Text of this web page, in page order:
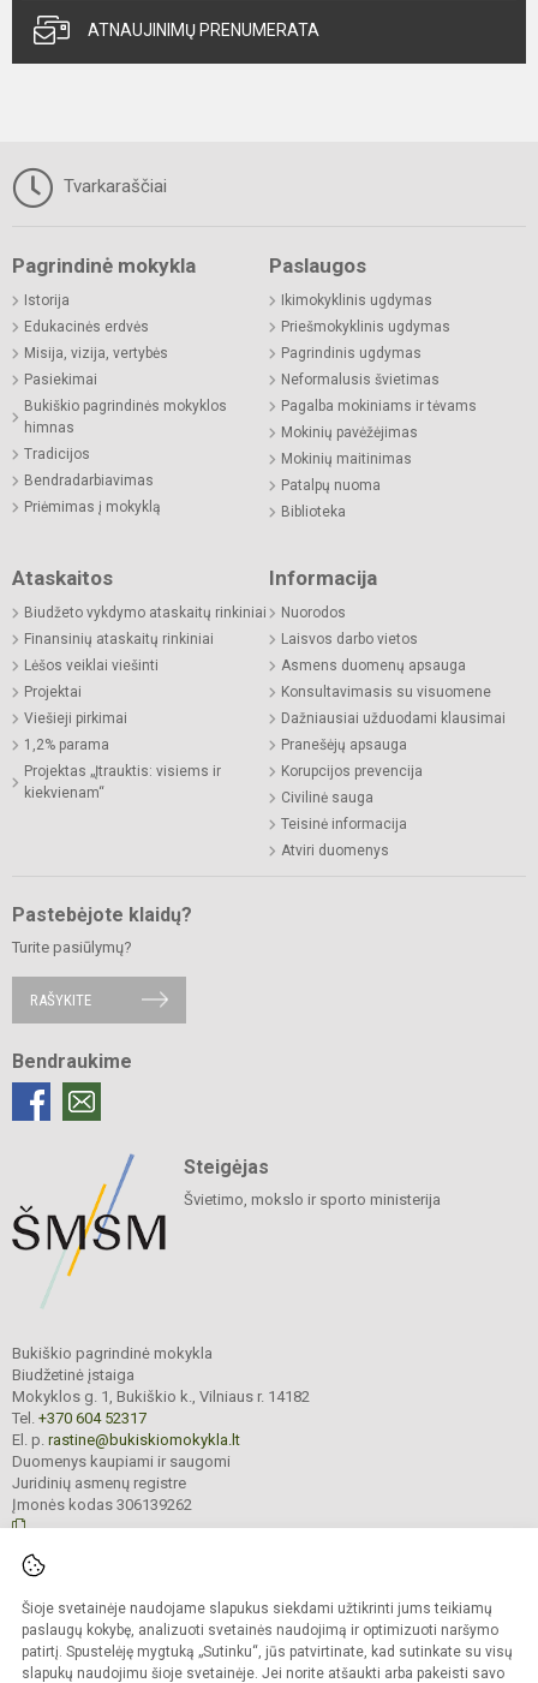
Šioje svetainėje naudojame slapukus siekdami užtikrinti jums teikiamų
paslaugų kokybę, analizuoti svetainės naudojimą ir optimizuoti naršymo
patirtį. Spustelėję mygtuką „Sutinku“, jūs patvirtinate, kad sutinkate su visų
slapukų naudojimu šioje svetainėje. Jei norite atšaukti arba pakeisti savo
ATNAUJINIMŲ PRENUMERATA
Tvarkaraščiai
Pagrindinė mokykla
Istorija
Edukacinės erdvės
Misija, vizija, vertybės
Pasiekimai
Bukiškio pagrindinės mokyklos
himnas
Tradicijos
Bendradarbiavimas
Priėmimas į mokyklą
Paslaugos
Ikimokyklinis ugdymas
Priešmokyklinis ugdymas
Pagrindinis ugdymas
Neformalusis švietimas
Pagalba mokiniams ir tėvams
Mokinių pavėžėjimas
Mokinių maitinimas
Patalpų nuoma
Biblioteka
Ataskaitos
Biudžeto vykdymo ataskaitų rinkiniai
Finansinių ataskaitų rinkiniai
Lėšos veiklai viešinti
Projektai
Viešieji pirkimai
1,2% parama
Projektas „Įtrauktis: visiems ir
kiekvienam“
Informacija
Nuorodos
Laisvos darbo vietos
Asmens duomenų apsauga
Konsultavimasis su visuomene
Dažniausiai užduodami klausimai
Pranešėjų apsauga
Korupcijos prevencija
Civilinė sauga
Teisinė informacija
Atviri duomenys
Pastebėjote klaidų?
Turite pasiūlymų?
RAŠYKITE
Bendraukime
Steigėjas
Švietimo, mokslo ir sporto ministerija
Bukiškio pagrindinė mokykla
Biudžetinė įstaiga
Mokyklos g. 1, Bukiškio k., Vilniaus r. 14182
Tel. +370 604 52317
El. p. rastine@bukiskiomokykla.lt
Duomenys kaupiami ir saugomi
Juridinių asmenų registre
Įmonės kodas 306139262
Kopijuoti turinį be raštiško Bukiškio pagrindinės mokyklos administracijos
sutikimo griežtai draudžiama.
Prieinamumo paraiška Slapukų valdymas